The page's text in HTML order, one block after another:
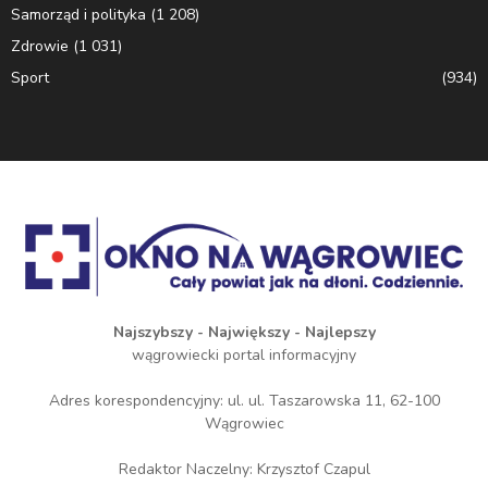
Samorząd i polityka (1 208)
Zdrowie (1 031)
Sport
(934)
Najszybszy - Największy - Najlepszy
wągrowiecki portal informacyjny
Adres korespondencyjny: ul. ul. Taszarowska 11, 62-100
Wągrowiec
Redaktor Naczelny: Krzysztof Czapul